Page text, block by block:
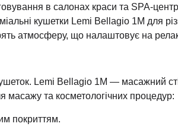
в салонах краси та SPA-
кушетки Lemi Bellagio 1M для
атмосферу, що налаштовує на
Lemi Bellagio 1M — масажний
масажу та косметологічних процедур:
покриттям.